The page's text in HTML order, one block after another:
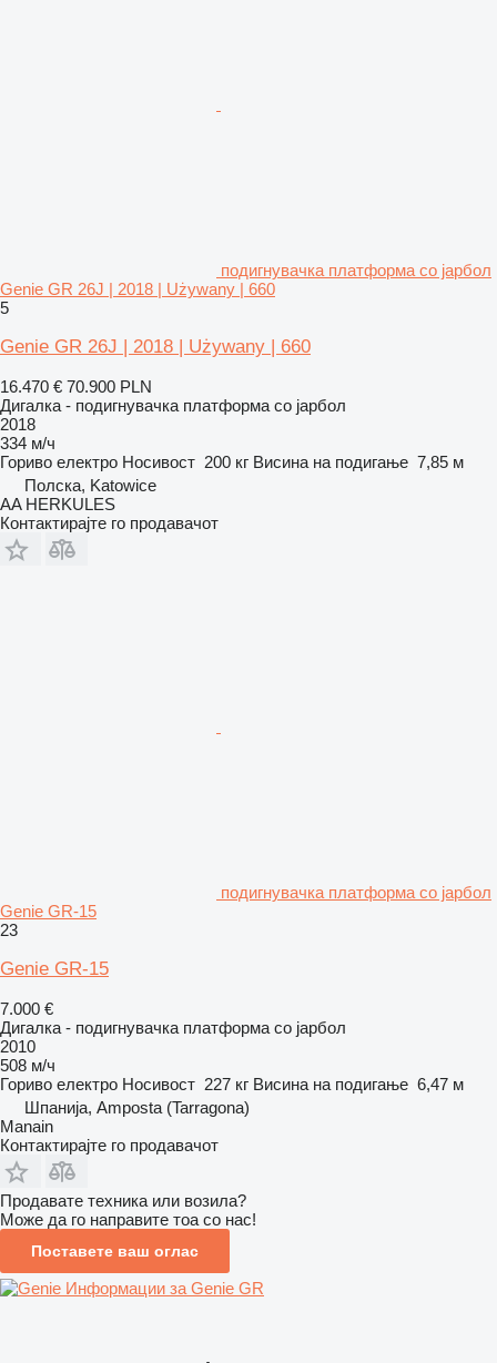
подигнувачка платформа со јарбол
Genie GR 26J | 2018 | Używany | 660
5
Genie GR 26J | 2018 | Używany | 660
16.470 € 70.900 PLN
Дигалка - подигнувачка платформа со јарбол
2018
334 м/ч
Гориво електро Носивост 200 кг Висина на подигање 7,85 м
Полска, Katowice
AA HERKULES
Контактирајте го продавачот
подигнувачка платформа со јарбол
Genie GR-15
23
Genie GR-15
7.000 €
Дигалка - подигнувачка платформа со јарбол
2010
508 м/ч
Гориво електро Носивост 227 кг Висина на подигање 6,47 м
Шпанија, Amposta (Tarragona)
Manain
Контактирајте го продавачот
Продавате техника или возила?
Може да го направите тоа со нас!
Поставете ваш оглас
Информации за Genie GR